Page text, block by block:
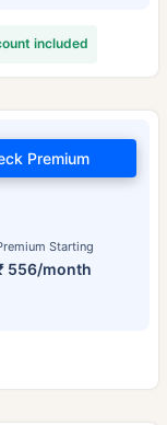
included
Starting
556/month
Premium